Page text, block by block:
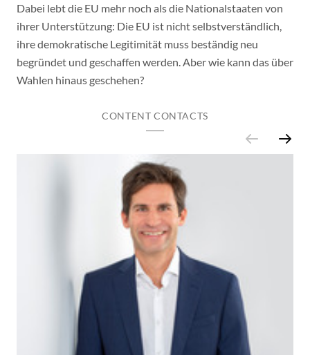
Dabei lebt die EU mehr noch als die Nationalstaaten von
ihrer Unterstützung: Die EU ist nicht selbstverständlich,
ihre demokratische Legitimität muss beständig neu
begründet und geschaffen werden. Aber wie kann das über
Wahlen hinaus geschehen?
CONTENT CONTACTS